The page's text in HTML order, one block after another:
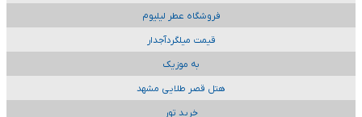
فروشگاه عطر لیلیوم
قیمت میلگردآجدار
به موزیک
هتل قصر طلایی مشهد
خرید تور